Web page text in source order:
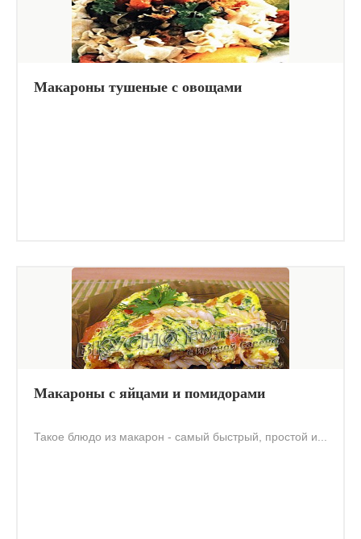
Макароны тушеные с овощами
Макароны с яйцами и помидорами
Такое блюдо из макарон - самый быстрый, простой и...